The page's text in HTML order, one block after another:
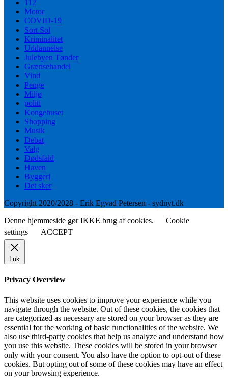
112
Motor
COVID-19
Sort Sol
Kriminalitet
Uddannelse
Julebyen Tønder
Grænsehandel
Vind
Penge
Miljø
politi
Kongehuset
Shopping
Musik
Debat
Valg
Dødsfald
Haven
Byggeri
Det sker
Copyright 2020/2028 - Erik Egvad Petersen - sydnyt.dk
Denne hjemmeside gør IKKE brug af cookies.
Cookie
settings
ACCEPT
Luk
Privacy Overview
This website uses cookies to improve your experience while you
navigate through the website. Out of these cookies, the cookies that
are categorized as necessary are stored on your browser as they are
essential for the working of basic functionalities of the website. We
also use third-party cookies that help us analyze and understand how
you use this website. These cookies will be stored in your browser
only with your consent. You also have the option to opt-out of these
cookies. But opting out of some of these cookies may have an effect
on your browsing experience.